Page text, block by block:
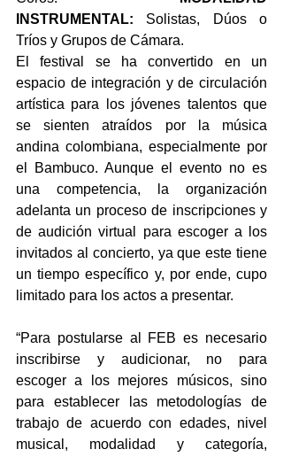
INSTRUMENTAL: Solistas, Dúos o
Tríos y Grupos de Cámara.
El festival se ha convertido en un
espacio de integración y de circulación
artística para los jóvenes talentos que
se sienten atraídos por la música
andina colombiana, especialmente por
el Bambuco. Aunque el evento no es
una competencia, la organización
adelanta un proceso de inscripciones y
de audición virtual para escoger a los
invitados al concierto, ya que este tiene
un tiempo específico y, por ende, cupo
limitado para los actos a presentar.
“Para postularse al FEB es necesario
inscribirse y audicionar, no para
escoger a los mejores músicos, sino
para establecer las metodologías de
trabajo de acuerdo con edades, nivel
musical, modalidad y categoría,